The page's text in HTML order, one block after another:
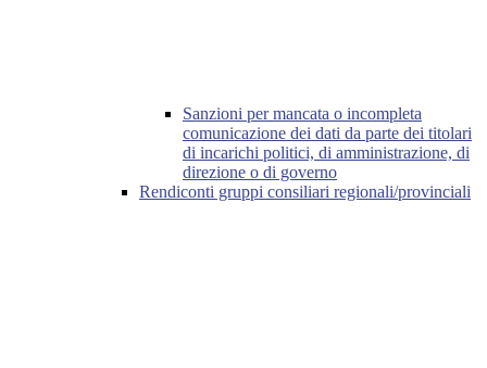
Sanzioni per mancata o incompleta
comunicazione dei dati da parte dei titolari
di incarichi politici, di amministrazione, di
direzione o di governo
Rendiconti gruppi consiliari regionali/provinciali